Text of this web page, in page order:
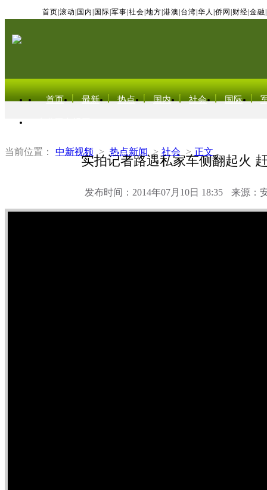
首页 滚动 国内 国际 军事 社会 地方 港澳 台湾 华人 侨网 财经 金融
首页 最新 热点 国内 社会 国际
当前位置： 中新视频 > 热点新闻 > 社会 > 正文
实拍记者路遇私家车侧翻起火
发布时间：2014年07月10日 18:35 来源：